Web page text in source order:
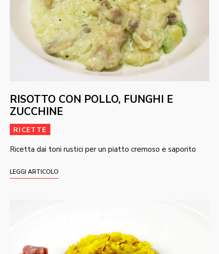
RISOTTO CON POLLO, FUNGHI E
ZUCCHINE
RICETTE
Ricetta dai toni rustici per un piatto cremoso e saporito
LEGGI ARTICOLO